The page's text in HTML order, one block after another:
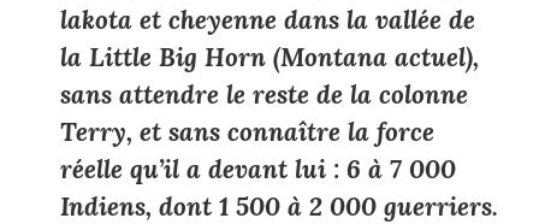
lakota et cheyenne dans la vallée de
la Little Big Horn (Montana actuel),
sans attendre le reste de la colonne
Terry, et sans connaître la force
réelle qu’il a devant lui : 6 à 7 000
Indiens, dont 1 500 à 2 000 guerriers.